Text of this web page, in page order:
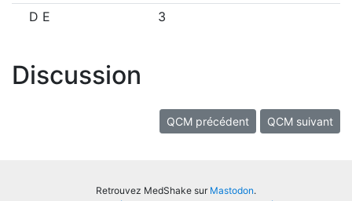
D E
3
Discussion
QCM précédent QCM suivant
Retrouvez MedShake sur Mastodon.